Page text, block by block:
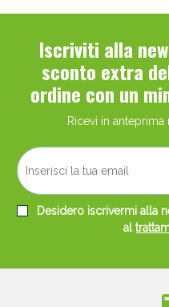
Iscriviti alla
sconto extra
ordine con un
Ricevi in
Desidero iscrivermi alla
al